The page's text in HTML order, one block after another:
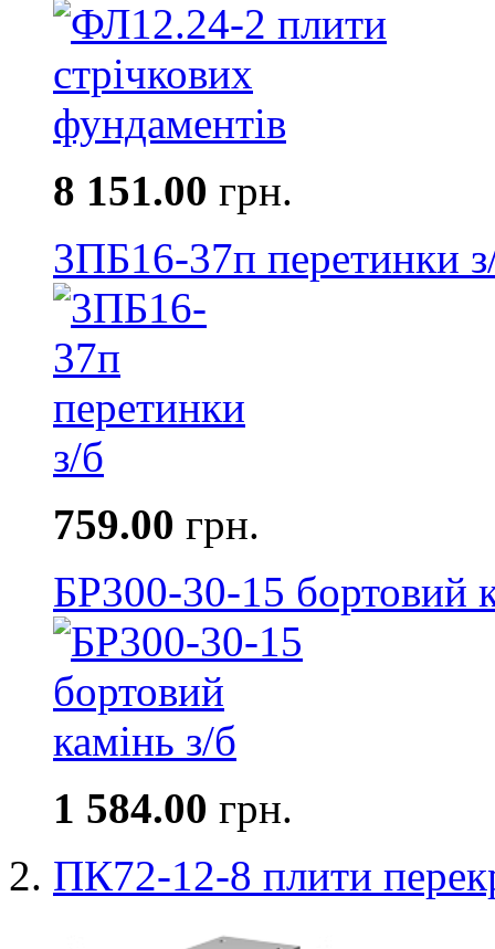
8 151.00 грн.
3ПБ16-37п перетинки
759.00 грн.
БР300-30-15 бортовий
1 584.00 грн.
ПК72-12-8 плити